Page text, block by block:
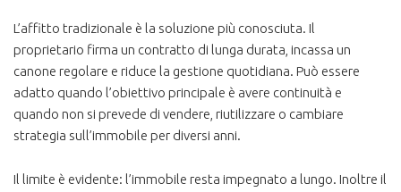
L’affitto tradizionale è la soluzione più conosciuta. Il
proprietario firma un contratto di lunga durata, incassa un
canone regolare e riduce la gestione quotidiana. Può essere
adatto quando l’obiettivo principale è avere continuità e
quando non si prevede di vendere, riutilizzare o cambiare
strategia sull’immobile per diversi anni.
Il limite è evidente: l’immobile resta impegnato a lungo. Inoltre il